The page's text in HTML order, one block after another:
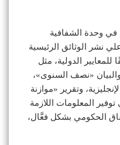
في وحدة الشفافية
نشر الوثائق الرئيسية
الدولية، مثل
والبيان «نصف السنوى»،
وتقرير «موازنة
المعلومات اللازمة
الحكومي بشكل فعَّال،